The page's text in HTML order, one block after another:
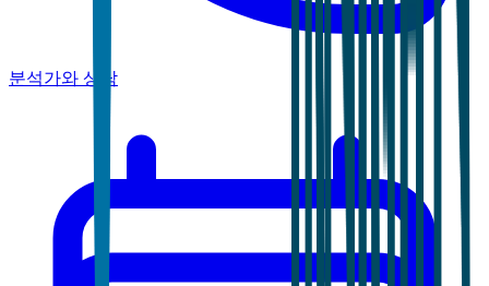
분석가와 상담